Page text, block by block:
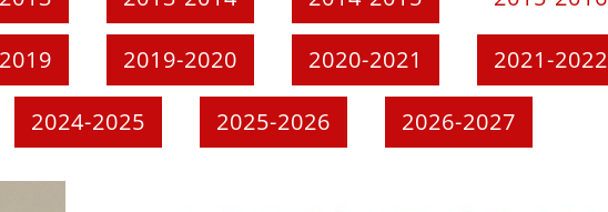
2019-2020 2020-2021 2021-2022
2024-2025 2025-2026 2026-2027